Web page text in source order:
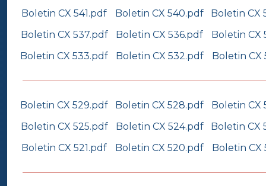
Boletin CX 541.pdf Boletin CX 540.pdf
Boletin CX
Boletin CX 537.pdf
Boletin CX 536.pdf
Boletin CX
Boletin CX 533.pdf
Boletin CX 532.pdf Boletin CX
Boletin CX 529.pdf Boletin CX 528.pdf
Boletin CX
Boletin CX 525.pdf
Boletin CX 524.pdf
Boletin CX
Boletin CX 521.pdf
Boletin CX 520.pdf Boletin CX